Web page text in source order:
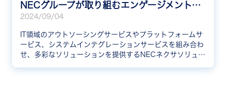
NECグループが取り組むエンゲージメントスコアの向上。導入後3ヶ月で数値に改善の兆し
2024/09/04
IT領域のアウトソーシングサービスやプラットフォームサ
ービス、システムインテグレーションサービスを組み合わ
せ、多彩なソリューションを提供するNECネクサソリュー